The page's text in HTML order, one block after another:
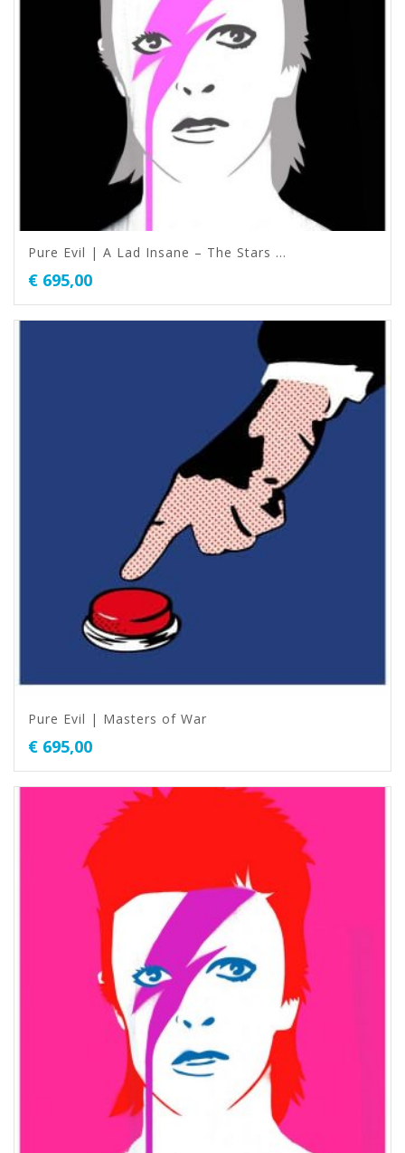
Pure Evil | A Lad Insane – The Stars …
€ 695,00
Pure Evil | Masters of War
€ 695,00